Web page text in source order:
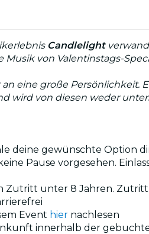
Candlelight
von Valentinstags-
an eine große
wird von diesen weder
deine gewünschte Option
Pause vorgesehen.
Zutritt unter 8 Jahren.
Event hier nachlesen
innerhalb der